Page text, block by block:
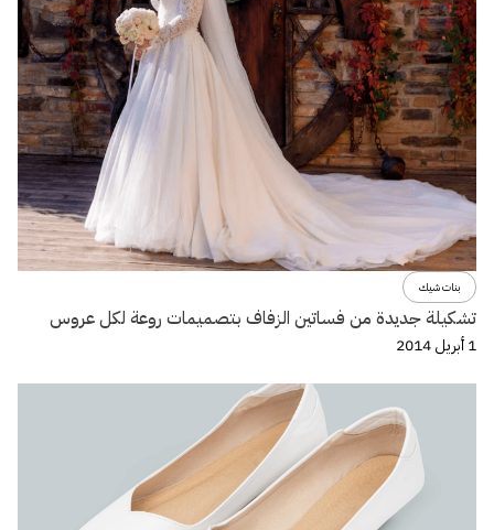
بنات شيك
تشكيلة جديدة من فساتين الزفاف بتصميمات روعة لكل عروس
1 أبريل 2014